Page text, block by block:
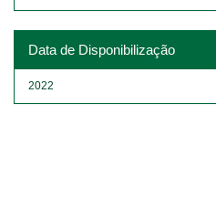
Data de Disponibilização
2022